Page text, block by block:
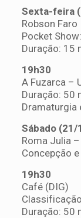
Sexta-feira
Robson Faro
Pocket
Duração: 15
19h30
A Fuzarca –
Duração: 50
Dramaturgia
Sábado (21/
Roma Julia
Concepção
1 9h30
Café (DIG)
Duração: 50